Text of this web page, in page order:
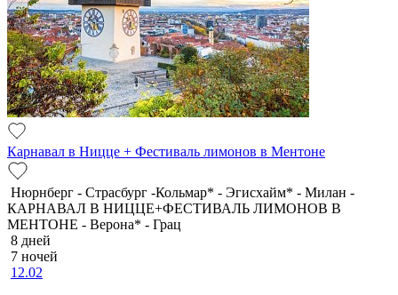
Карнавал в Ницце + Фестиваль лимонов в Ментоне
Нюрнберг - Страсбург -Кольмар* - Эгисхайм* - Милан -
КАРНАВАЛ В НИЦЦЕ+ФЕСТИВАЛЬ ЛИМОНОВ В
МЕНТОНЕ - Верона* - Грац
8 дней
7 ночей
12.02